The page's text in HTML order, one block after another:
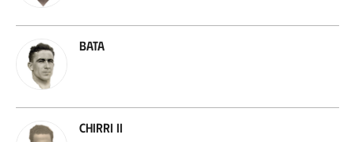
Bata
Chirri II